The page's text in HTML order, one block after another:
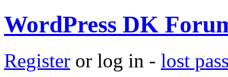
WordPress DK
Register or log in - lost